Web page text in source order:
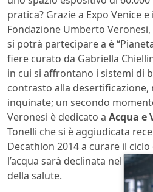
pratica? Grazie a Expo Venice
Fondazione Umberto
si potrà partecipare a è
fiere curato da Gabriella
in cui si affrontano i sistemi di
contrasto alla desertificazione,
inquinate; un secondo
Veronesi è dedicato a Acqua e
Tonelli che si è aggiudicata
Decathlon 2014 a curare il
l’acqua sarà declinata nelle
della salute.